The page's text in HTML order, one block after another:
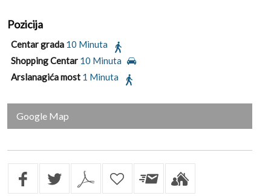
Pozicija
Centar grada 10 Minuta
Shopping Centar 10 Minuta
Arslanagića most 1 Minuta
Google Map